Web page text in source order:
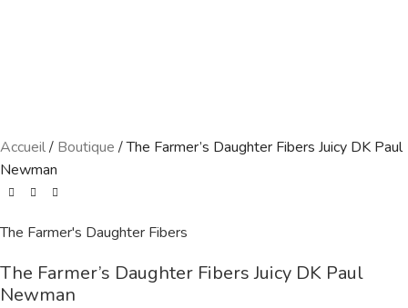
Accueil/ Boutique /The Farmer’s Daughter Fibers Juicy DK Paul
Newman
The Farmer's Daughter Fibers
The Farmer’s Daughter Fibers Juicy DK Paul
Newman